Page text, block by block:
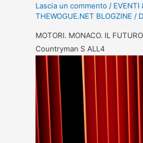
Lascia un commento / EVENTI
THEWOGUE.NET BLOGZINE /
MOTORI. MONACO. IL
Countryman S ALL4